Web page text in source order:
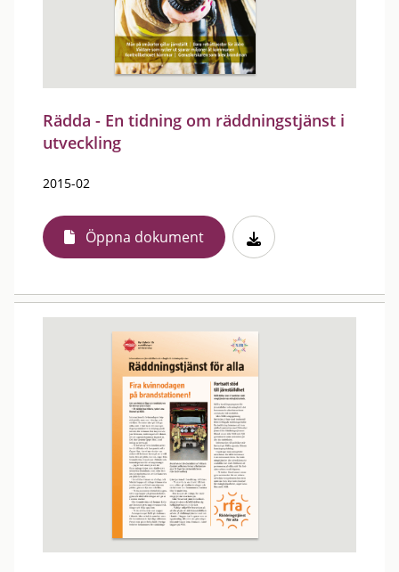
Rädda - En tidning om räddningstjänst i
utveckling
2015-02
Öppna dokument